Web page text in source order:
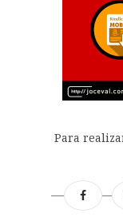
Para